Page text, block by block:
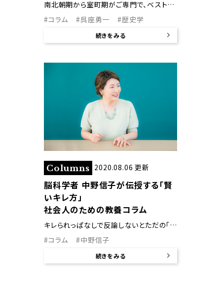
南北朝期から室町期がご専門で、ベストセラー『応仁の乱』の著者としても知られる呉座勇一先生。日本の中世は現代に通じるものがあると語る呉座先生に、現代に生かせる歴史の教訓や歴史学的思考法の重要性について伺いました。
#コラム
#呉座勇一 #歴史学
続きをみる
Columns 2020.08.06 更新
脳科学者 中野信子が伝授する「賢
いキレ方」
社会人のための教養コラム
キレられっぱなしで反論しないとただの「都合のいい人」になってしまいますよ！ と警鐘を鳴らすのは脳科学者の中野信子先生。『キレる！』がベストセラーとなっている中野先生に、「都合のいい人」を脱却する賢いキレ方について伺いました。
#コラム
#中野信子
続きをみる